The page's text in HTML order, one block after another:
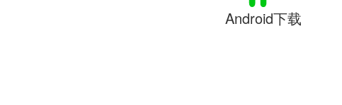
Android下载